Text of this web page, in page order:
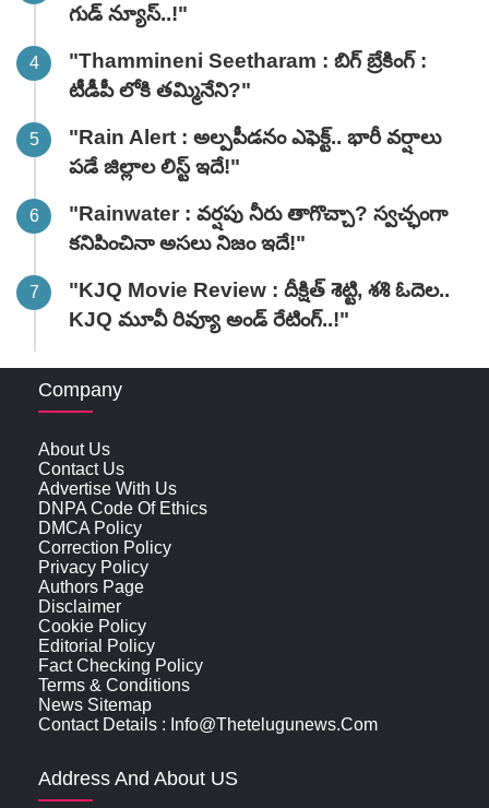
గుడ్ న్యూస్..!"
"Thammineni Seetharam : బిగ్ బ్రేకింగ్ :
టీడీపీ లోకి తమ్మినేని?"
"Rain Alert : అల్పపీడనం ఎఫెక్ట్.. భారీ వర్షాలు
పడే జిల్లాల లిస్ట్ ఇదే!"
"Rainwater : వర్షపు నీరు తాగొచ్చా? స్వచ్ఛంగా
కనిపించినా అసలు నిజం ఇదే!"
"KJQ Movie Review : దీక్షిత్ శెట్టి, శశి ఓదెల..
KJQ మూవీ రివ్యూ అండ్ రేటింగ్‌..!"
Company
About Us
Contact Us
Advertise With Us
DNPA Code Of Ethics
DMCA Policy
Correction Policy
Privacy Policy
Authors Page
Disclaimer
Cookie Policy
Editorial Policy
Fact Checking Policy
Terms & Conditions
News Sitemap
Contact Details : Info@thetelugunews.com
Address And About US